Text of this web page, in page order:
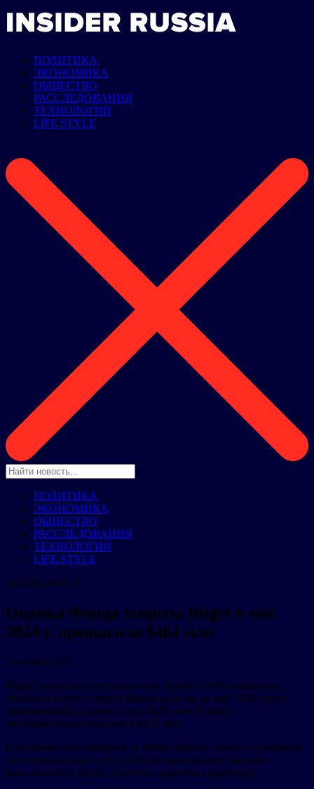
ПОЛИТИКА
ЭКОНОМИКА
ОБЩЕСТВО
РАССЛЕДОВАНИЯ
ТЕХНОЛОГИИ
LIFE STYLE
ПОЛИТИКА
ЭКОНОМИКА
ОБЩЕСТВО
РАССЛЕДОВАНИЯ
ТЕХНОЛОГИИ
LIFE STYLE
ЭКОНОМИКА
Оценка Фонда защиты Bitget в мае
2024 г. превысила $464 млн
10 июня 2024
Bitget, ведущая криптовалютная биржа и Web3-компания,
обновила оценку своего Фонда защиты на май 2024 года с
максимальной стоимостью в $465 млн 20 мая и
среднемесячной оценкой в $425 млн.
В условиях нестабильности Фонд защиты служит страховкой
от потенциальных угроз, обеспечивая защиту активов
пользователей Bitget от неблагоприятных факторов.